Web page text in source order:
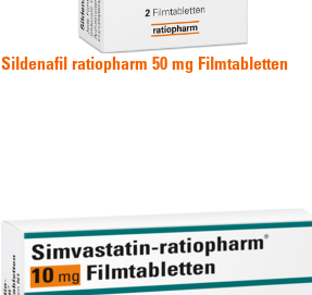
Sildenafil ratiopharm 50 mg Filmtabletten